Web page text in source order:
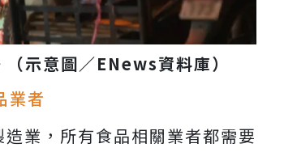
（示意圖／ENews資料庫）
業者
業，所有食品相關業者都需要